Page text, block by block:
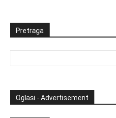
Pretraga
Oglasi - Advertisement